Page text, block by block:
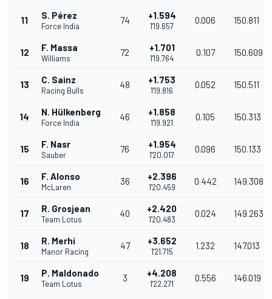
11 S. Pérez
Force India
74 +1.594
1'19.657
0.006 150.811
12 F. Massa
Williams
72 +1.701
1'19.764
0.107 150.609
13 C. Sainz
Racing Bulls
48 +1.753
1'19.816
0.052 150.511
14 N. Hülkenberg
Force India
46 +1.858
1'19.921
0.105 150.313
15 F. Nasr
Sauber
76 +1.954
1'20.017
0.096 150.133
16 F. Alonso
McLaren
36 +2.396
1'20.459
0.442 149.308
17 R. Grosjean
Team Lotus
40 +2.420
1'20.483
0.024 149.263
18 R. Merhi
Manor Racing
47 +3.652
1'21.715
1.232 147.013
19 P. Maldonado
Team Lotus
3 +4.208
1'22.271
0.556 146.019